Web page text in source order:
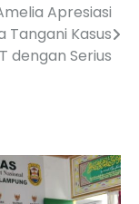
Apresiasi
Tangani Kasus
dengan Serius